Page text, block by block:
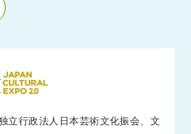
立行政法人日本芸術文化振会、文